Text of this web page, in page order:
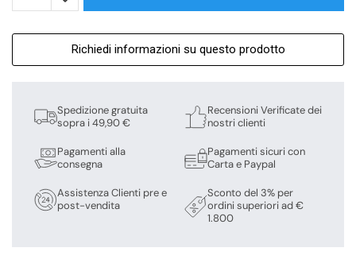
Richiedi informazioni su questo prodotto
Spedizione gratuita
sopra i 49,90 €
Pagamenti alla
consegna
Assistenza Clienti pre e
post-vendita
Recensioni Verificate dei
nostri clienti
Pagamenti sicuri con
Carta e Paypal
Sconto del 3% per
ordini superiori ad €
1.800